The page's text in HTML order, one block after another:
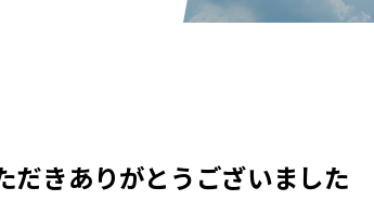
だきありがとうございました